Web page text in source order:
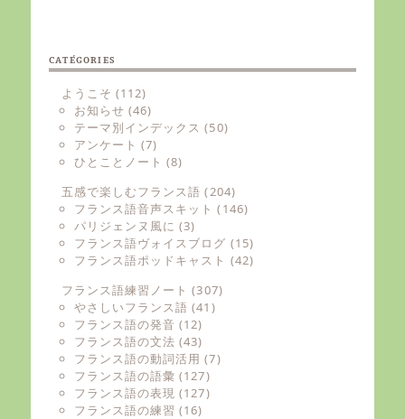
CATÉGORIES
ようこそ (112)
お知らせ (46)
テーマ別インデックス (50)
アンケート (7)
ひとことノート (8)
五感で楽しむフランス語 (204)
フランス語音声スキット (146)
パリジェンヌ風に (3)
フランス語ヴォイスブログ (15)
フランス語ポッドキャスト (42)
フランス語練習ノート (307)
やさしいフランス語 (41)
フランス語の発音 (12)
フランス語の文法 (43)
フランス語の動詞活用 (7)
フランス語の語彙 (127)
フランス語の表現 (127)
フランス語の練習 (16)